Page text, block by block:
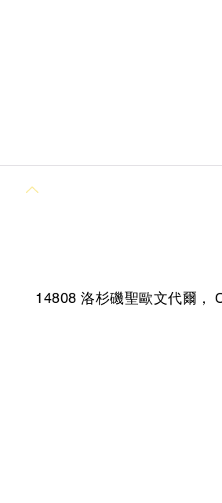
14808 洛杉磯聖歐文代爾，